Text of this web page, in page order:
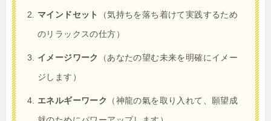
マインドセット
（気持ちを落ち着けて実践するため
のリラックスの仕方）
イメージワーク
（あなたの望む未来を明確にイメー
ジします）
エネルギーワーク
（神龍の氣を取り入れて、願望成